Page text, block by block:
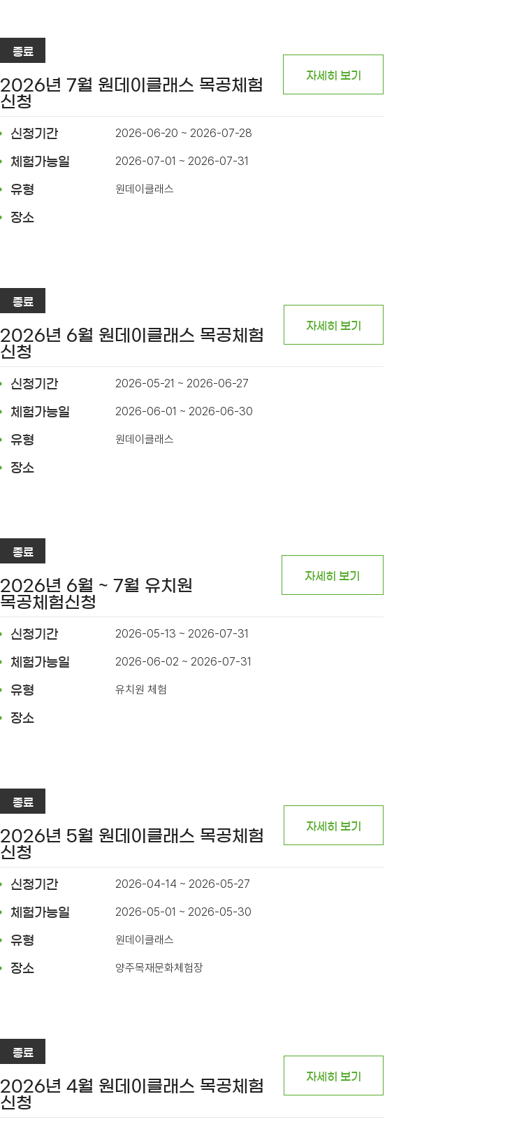
종료
2026년 7월 원데이클래스 목공체험
신청
자세히 보기
신청기간 2026-06-20 ~ 2026-07-28
체험가능일 2026-07-01 ~ 2026-07-31
유형 원데이클래스
장소
종료
2026년 6월 원데이클래스 목공체험
신청
자세히 보기
신청기간 2026-05-21 ~ 2026-06-27
체험가능일 2026-06-01 ~ 2026-06-30
유형 원데이클래스
장소
종료
2026년 6월 ~ 7월 유치원
목공체험신청
자세히 보기
신청기간 2026-05-13 ~ 2026-07-31
체험가능일 2026-06-02 ~ 2026-07-31
유형 유치원 체험
장소
종료
2026년 5월 원데이클래스 목공체험
신청
자세히 보기
신청기간 2026-04-14 ~ 2026-05-27
체험가능일 2026-05-01 ~ 2026-05-30
유형 원데이클래스
장소 양주목재문화체험장
종료
2026년 4월 원데이클래스 목공체험
신청
자세히 보기